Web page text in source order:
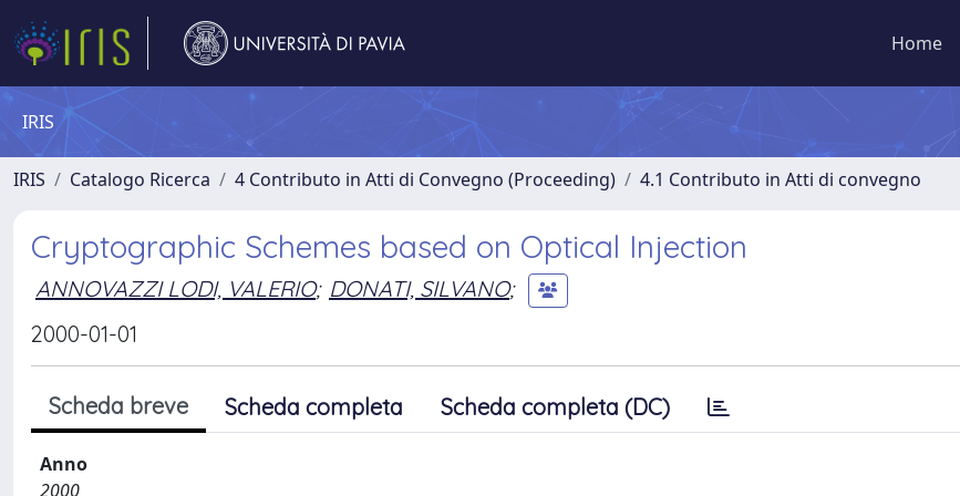
Home
IRIS
IRIS Catalogo Ricerca 4 Contributo in Atti di Convegno (Proceeding) 4.1 Contributo in Atti di convegno
Cryptographic Schemes based on Optical Injection
ANNOVAZZI LODI, VALERIO; DONATI, SILVANO;
2000-01-01
Scheda breve Scheda completa Scheda completa (DC)
Anno
2000